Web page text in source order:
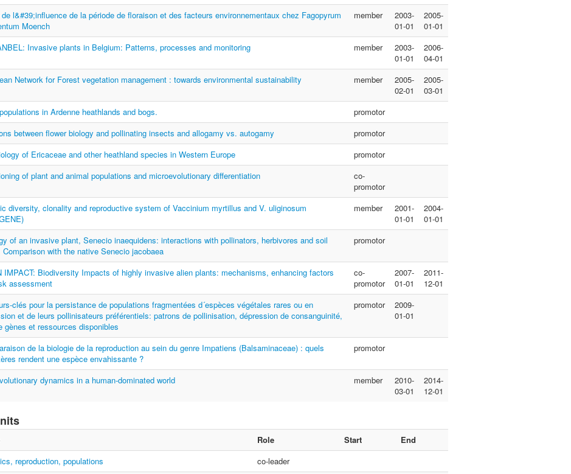
l&#39;influence de la période de floraison et des facteurs environnementaux chez Fagopyrum
Moench
member
2003-
01-01
2005-
01-01
Invasive plants in Belgium: Patterns, processes and monitoring
member
2003-
01-01
2006-
04-01
Network for Forest vegetation management : towards environmental sustainability
member
2005-
02-01
2005-
03-01
in Ardenne heathlands and bogs.
promotor
between flower biology and pollinating insects and allogamy vs. autogamy
promotor
of Ericaceae and other heathland species in Western Europe
promotor
of plant and animal populations and microevolutionary differentiation
co-
promotor
diversity, clonality and reproductive system of Vaccinium myrtillus and V. uliginosum
member
2001-
01-01
2004-
01-01
of an invasive plant, Senecio inaequidens: interactions with pollinators, herbivores and soil
Comparison with the native Senecio jacobaea
promotor
IMPACT: Biodiversity Impacts of highly invasive alien plants: mechanisms, enhancing factors
assessment
co-
promotor
2007-
01-01
2011-
12-01
clés pour la persistance de populations fragmentées d´espèces végétales rares ou en
et de leurs pollinisateurs préférentiels: patrons de pollinisation, dépression de consanguinité,
gènes et ressources disponibles
promotor
2009-
01-01
de la biologie de la reproduction au sein du genre Impatiens (Balsaminaceae) : quels
rendent une espèce envahissante ?
promotor
dynamics in a human-dominated world member
2010-
03-01
2014-
12-01
Role Start
End
reproduction, populations
co-leader